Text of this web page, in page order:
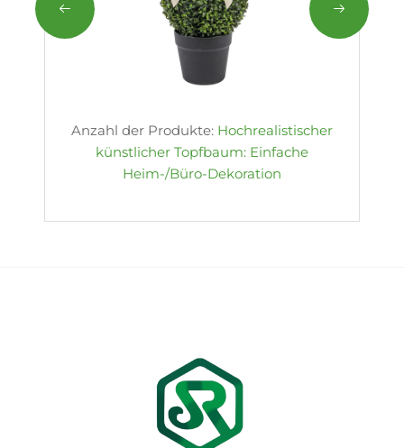
Anzahl der Produkte:Hochrealistischer
künstlicher Topfbaum: Einfache
Heim-/Büro-Dekoration